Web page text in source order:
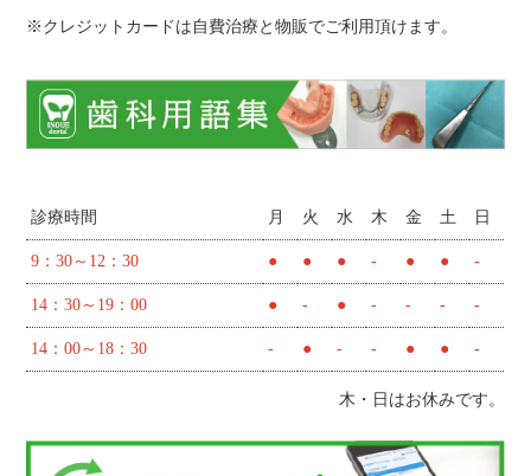
※クレジットカードは自費治療と物販でご利用頂けます。
診療時間 月 火 水 木 金 土 日
9：30～12：30 ● ● ● - ● ● -
14：30～19：00 ● - ● - - - -
14：00～18：30 - ● - - ● ● -
木・日はお休みです。